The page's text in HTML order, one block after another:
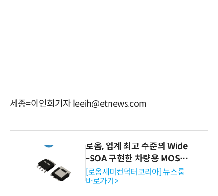
세종=이인희기자 leeih@etnews.com
로옴, 업계 최고 수준의 Wide
-SOA 구현한 차량용 MOSF
ET 개발
[로옴세미컨덕터코리아] 뉴스룸
바로가기>